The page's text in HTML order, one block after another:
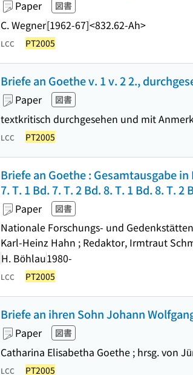
Paper 図書
C. Wegner[1962-67]<832.62-Ah>
LCC PT2005
Briefe an Goethe v. 1 v. 2 2.,
Paper 図書
textkritisch durchgesehen und mit
LCC PT2005
Briefe an Goethe : Gesamtausgabe in
7. T. 1 Bd. 7. T. 2 Bd. 8. T. 1 Bd. 8. T. 2
Paper 図書
Nationale Forschungs- und
Karl-Heinz Hahn ; Redaktor, Irmtraut
H. Böhlau1980-
LCC PT2005
Briefe an ihren Sohn Johann
Paper 図書
Catharina Elisabetha Goethe ; hrsg. von
LCC PT2005